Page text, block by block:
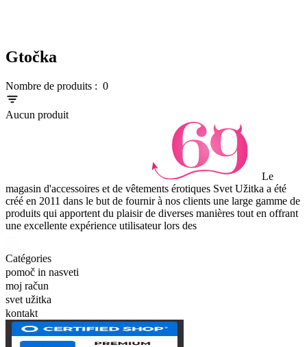
Gtočka
Nombre de produits : 0
Aucun produit
Le
magasin d'accessoires et de vêtements érotiques Svet Užitka a été
créé en 2011 dans le but de fournir à nos clients une large gamme de
produits qui apportent du plaisir de diverses manières tout en offrant
une excellente expérience utilisateur lors des
Catégories
pomoč in nasveti
moj račun
svet užitka
kontakt